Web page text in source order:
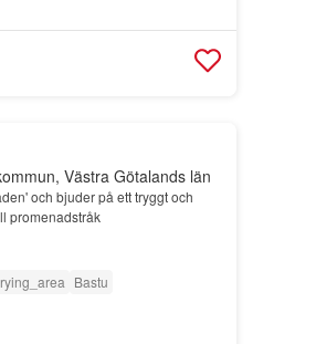
Västra Götalands län
och bjuder på ett tryggt och
promenadstråk
Bastu